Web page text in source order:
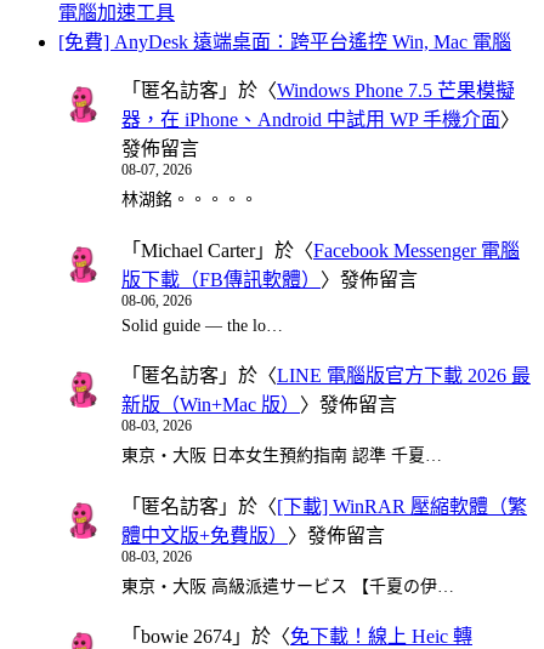
電腦加速工具
[免費] AnyDesk 遠端桌面：跨平台遙控 Win, Mac 電腦
「 匿名訪客 」於〈Windows Phone 7.5 芒果模擬
器，在 iPhone、Android 中試用 WP 手機介面〉
發佈留言
08-07, 2026
林湖銘。。。。。
「 Michael Carter」於〈Facebook Messenger 電腦
版下載（FB傳訊軟體） 〉發佈留言
08-06, 2026
Solid guide — the lo…
「 匿名訪客 」於〈LINE 電腦版官方下載 2026 最
新版（Win+Mac 版） 〉發佈留言
08-03, 2026
東京・大阪 日本女生預約指南 認準 千夏…
「 匿名訪客 」於〈[下載] WinRAR 壓縮軟體（繁
體中文版+免費版） 〉發佈留言
08-03, 2026
東京・大阪 高級派遣サービス 【千夏の伊…
「 bowie 2674 」於〈免下載！線上 Heic 轉